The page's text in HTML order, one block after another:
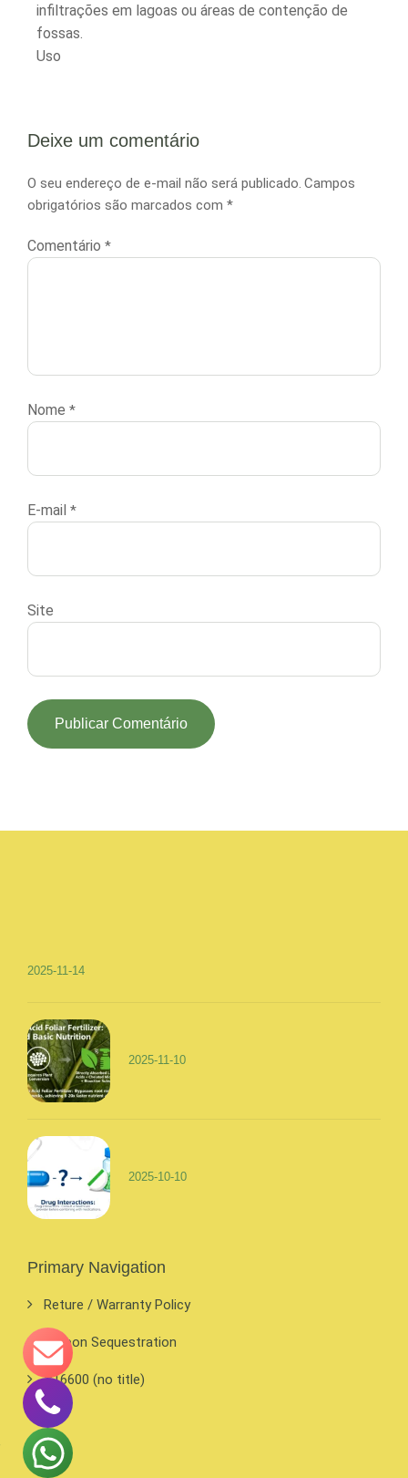
infiltrações em lagoas ou áreas de contenção de
fossas.
Uso
Deixe um comentário
O seu endereço de e-mail não será publicado. Campos
obrigatórios são marcados com *
Comentário *
Nome *
E-mail *
Site
2025-11-14
2025-11-10
2025-10-10
Primary Navigation
Reture / Warranty Policy
Carbon Sequestration
#16600 (no title)